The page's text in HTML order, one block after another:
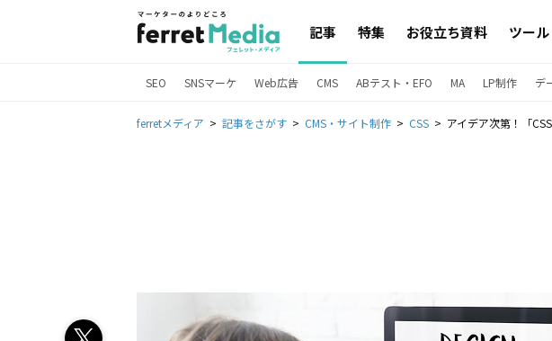
記事 特集 お役立ち資料 ツール
SEO SNSマーケ Web広告 CMS ABテスト・EFO MA LP制作 デ
ferretメディア 記事をさがす CMS・サイト制作 CSS アイデア次第！「